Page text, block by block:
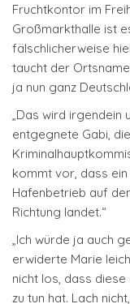
Fruchtkontor im
Großmarkthalle ist
fälschlicherweise
taucht der
ja nun ganz
„Das wird irgendein
entgegnete Gabi,
kommt vor, dass
Hafenbetrieb auf
Richtung landet.“
„Ich würde ja auch
erwiderte Marie
nicht los, dass
zu tun hat. Lach